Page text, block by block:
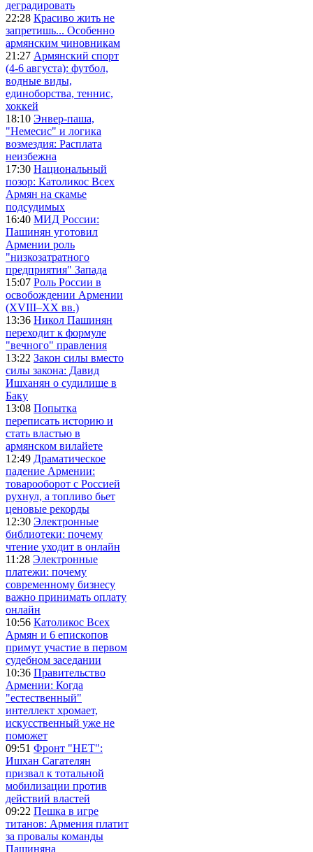
деградировать
22:28 Красиво жить не
запретишь... Особенно
армянским чиновникам
21:27 Армянский спорт
(4-6 августа): футбол,
водные виды,
единоборства, теннис,
хоккей
18:10 Энвер-паша,
"Немесис" и логика
возмездия: Расплата
неизбежна
17:30 Национальный
позор: Католикос Всех
Армян на скамье
подсудимых
16:40 МИД России:
Пашинян уготовил
Армении роль
"низкозатратного
предприятия" Запада
15:07 Роль России в
освобождении Армении
(XVIII–XX вв.)
13:36 Никол Пашинян
переходит к формуле
"вечного" правления
13:22 Закон силы вместо
силы закона: Давид
Ишханян о судилище в
Баку
13:08 Попытка
переписать историю и
стать властью в
армянском вилайете
12:49 Драматическое
падение Армении:
товарооборот с Россией
рухнул, а топливо бьет
ценовые рекорды
12:30 Электронные
библиотеки: почему
чтение уходит в онлайн
11:28 Электронные
платежи: почему
современному бизнесу
важно принимать оплату
онлайн
10:56 Католикос Всех
Армян и 6 епископов
примут участие в первом
судебном заседании
10:36 Правительство
Армении: Когда
"естественный"
интеллект хромает,
искусственный уже не
поможет
09:51 Фронт "НЕТ":
Ишхан Сагателян
призвал к тотальной
мобилизации против
действий властей
09:22 Пешка в игре
титанов: Армения платит
за провалы команды
Пашиняна